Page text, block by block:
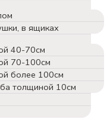
в ящиках
40-70см
70-100см
более 100см
толщиной 10см